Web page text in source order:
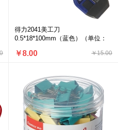
得力2041美工刀
0.5*18*100mm（蓝色）（单位：
￥15.00
￥8.00